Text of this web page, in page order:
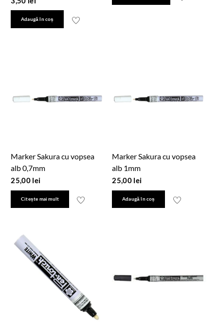
Adaugă în coș
Marker Sakura cu vopsea
alb 0,7mm
25,00 lei
Citește mai mult
Marker Sakura cu vopsea
alb 1mm
25,00 lei
Adaugă în coș